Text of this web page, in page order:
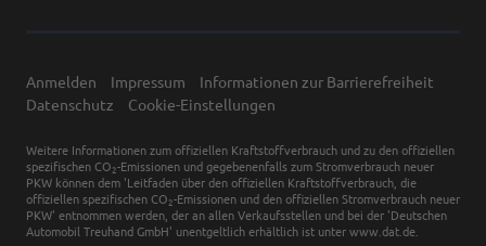
Anmelden Impressum
Informationen zur Barrierefreiheit
Datenschutz
Cookie-Einstellungen
Weitere Informationen zum offiziellen Kraftstoffverbrauch und zu den offiziellen
spezifischen CO 2-Emissionen und gegebenenfalls zum Stromverbrauch neuer
PKW können dem 'Leitfaden über den offiziellen Kraftstoffverbrauch, die
offiziellen spezifischen CO 2-Emissionen und den offiziellen Stromverbrauch neuer
PKW' entnommen werden, der an allen Verkaufsstellen und bei der 'Deutschen
Automobil Treuhand GmbH' unentgeltlich erhältlich ist unter www.dat.de.